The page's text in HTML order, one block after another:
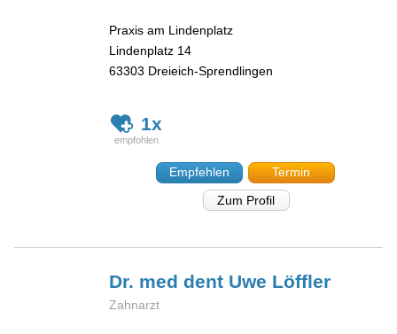
Praxis am Lindenplatz
Lindenplatz 14
63303 Dreieich-Sprendlingen
1x
Empfehlen
Termin
Zum Profil
Dr. med dent Uwe Löffler
Zahnarzt